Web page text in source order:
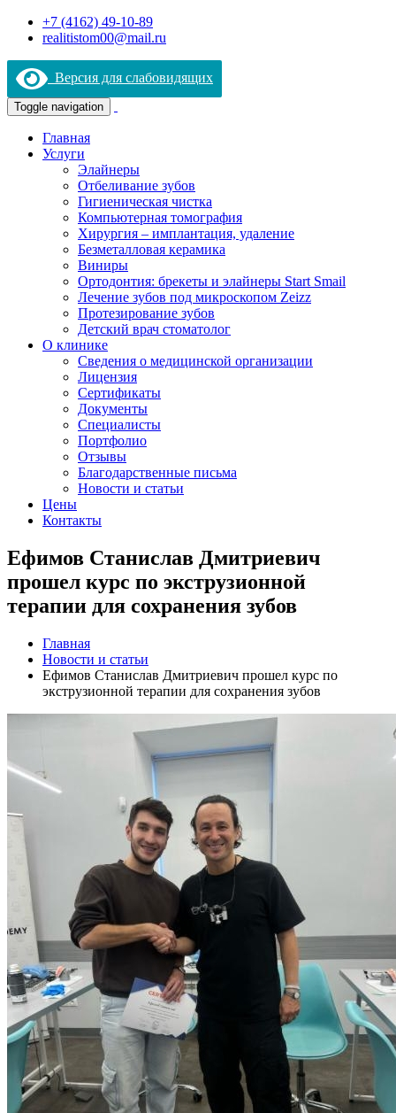
+7 (4162) 49-10-89
realitistom00@mail.ru
Версия для слабовидящих
Toggle navigation
Главная
Услуги
Элайнеры
Отбеливание зубов
Гигиеническая чистка
Компьютерная томография
Хирургия – имплантация, удаление
Безметалловая керамика
Виниры
Ортодонтия: брекеты и элайнеры Start Smail
Лечение зубов под микроскопом Zeizz
Протезирование зубов
Детский врач стоматолог
О клинике
Сведения о медицинской организации
Лицензия
Сертификаты
Документы
Специалисты
Портфолио
Отзывы
Благодарственные письма
Новости и статьи
Цены
Контакты
Ефимов Станислав Дмитриевич
прошел курс по экструзионной
терапии для сохранения зубов
Главная
Новости и статьи
Ефимов Станислав Дмитриевич прошел курс по
экструзионной терапии для сохранения зубов